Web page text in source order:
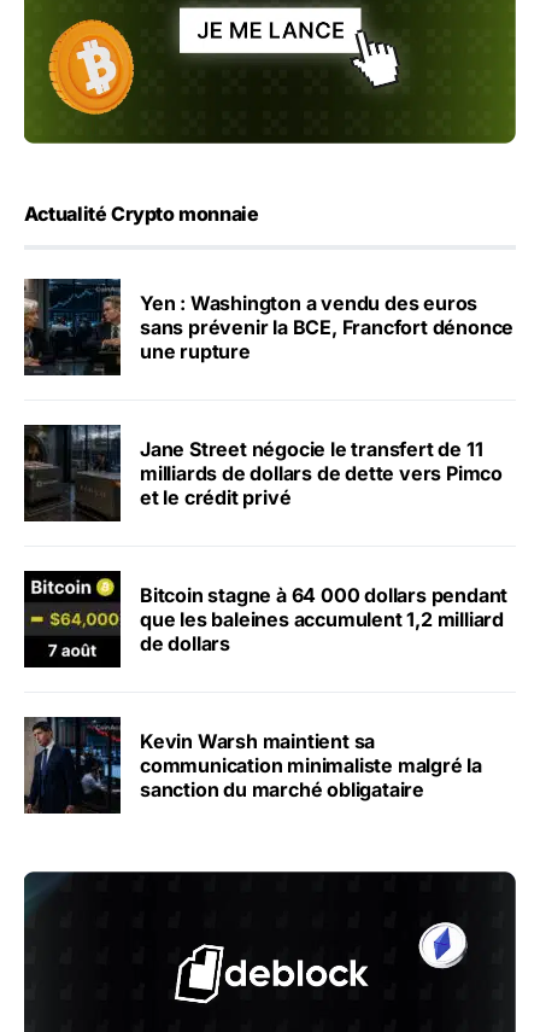
Actualité Crypto monnaie
Yen : Washington a vendu des euros
sans prévenir la BCE, Francfort dénonce
une rupture
Jane Street négocie le transfert de 11
milliards de dollars de dette vers Pimco
et le crédit privé
Bitcoin stagne à 64 000 dollars pendant
que les baleines accumulent 1,2 milliard
de dollars
Kevin Warsh maintient sa
communication minimaliste malgré la
sanction du marché obligataire